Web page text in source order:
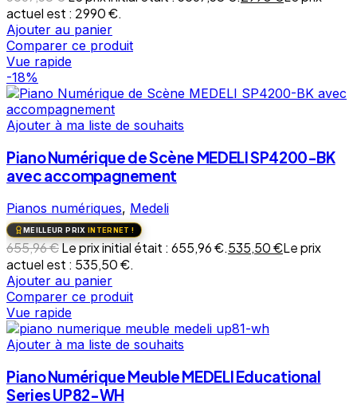
actuel est : 2990 €.
Ajouter au panier
Comparer ce produit
Vue rapide
-18%
Ajouter à ma liste de souhaits
Piano Numérique de Scène MEDELI SP4200-BK
avec accompagnement
Pianos numériques, Medeli
MEILLEUR PRIX INTERNET !
655,96€Le prix initial était : 655,96 €.535,50€Le prix
actuel est : 535,50 €.
Ajouter au panier
Comparer ce produit
Vue rapide
Ajouter à ma liste de souhaits
Piano Numérique Meuble MEDELI Educational
Series UP82-WH